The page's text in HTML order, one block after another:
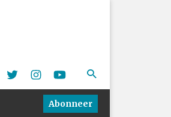
Abonneer